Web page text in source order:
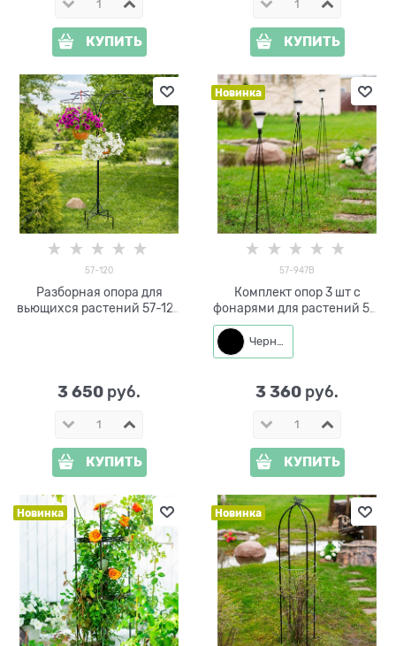
КУПИТЬ КУПИТЬ
57-120
Разборная опора для
вьющихся растений 57-120
3 650 руб.
КУПИТЬ
Новинка
57-947B
Комплект опор 3 шт с
фонарями для растений 57-
947 h=77, 86, 100 см
Черный
3 360 руб.
КУПИТЬ
Новинка Новинка